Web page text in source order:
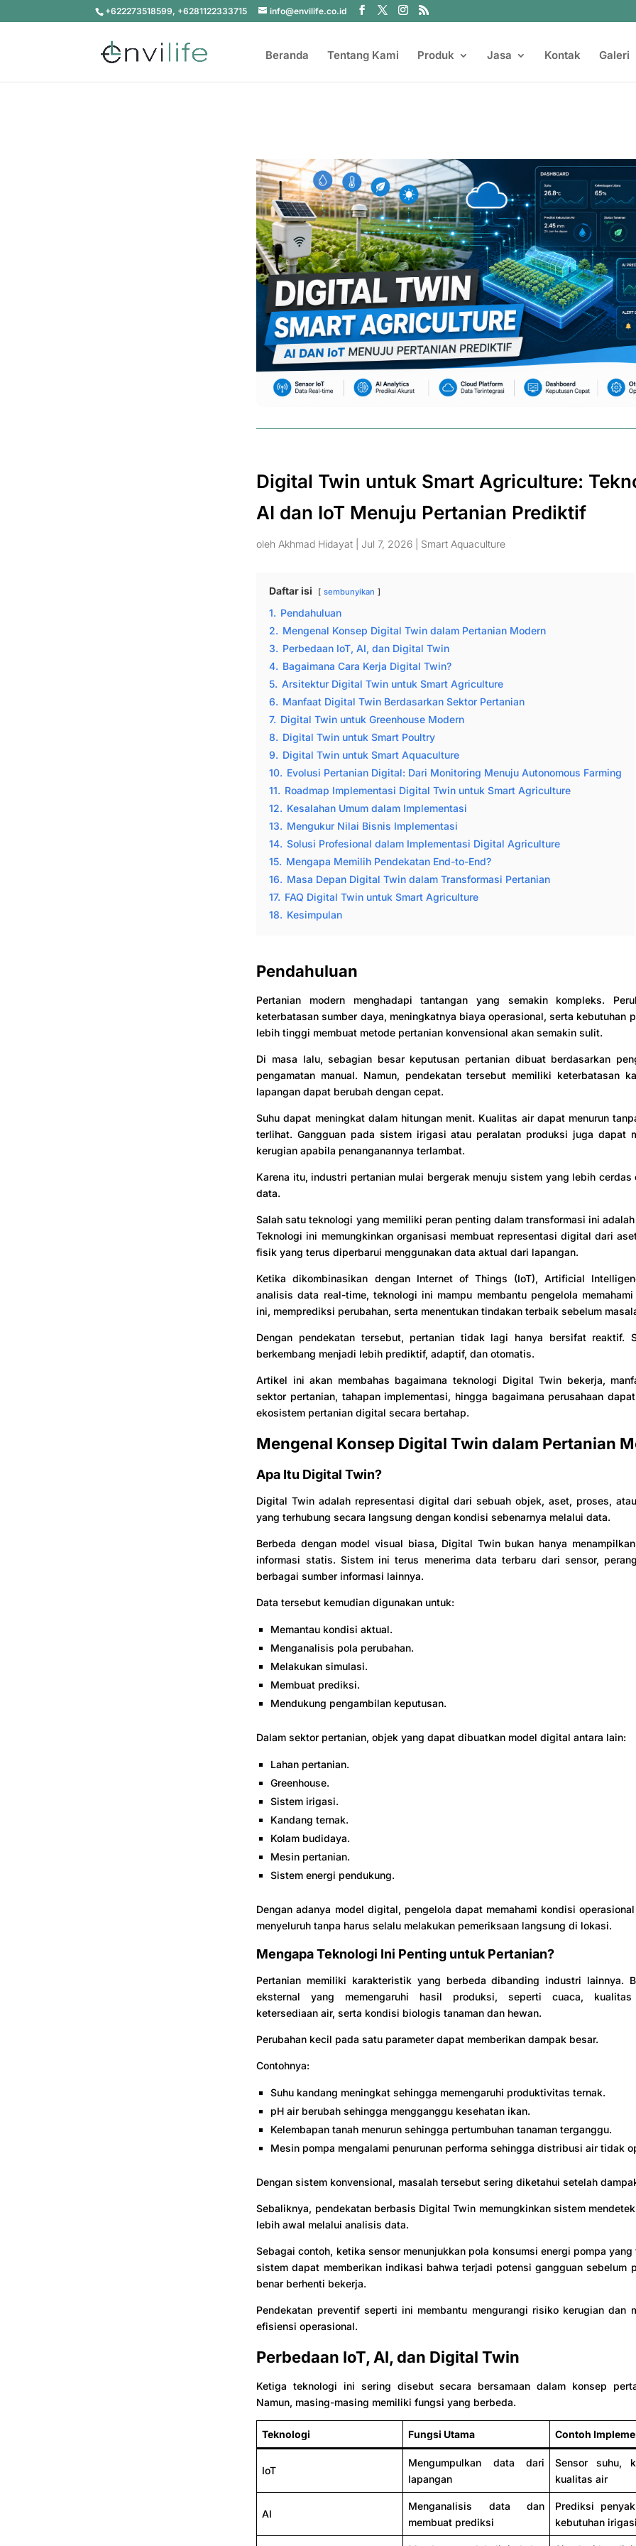
+622273518599, +6281122333715 info@envilife.co.id
Beranda Tentang Kami Produk Jasa Kontak Galeri
Digital Twin untuk Smart Agriculture:
AI dan IoT Menuju Pertanian Prediktif
oleh Akhmad Hidayat Jul 7, 2026 Smart Aquaculture
Daftar isi sembunyikan
1. Pendahuluan
2. Mengenal Konsep Digital Twin dalam Pertanian Modern
3. Perbedaan IoT, AI, dan Digital Twin
4. Bagaimana Cara Kerja Digital Twin?
5. Arsitektur Digital Twin untuk Smart Agriculture
6. Manfaat Digital Twin Berdasarkan Sektor Pertanian
7. Digital Twin untuk Greenhouse Modern
8. Digital Twin untuk Smart Poultry
9. Digital Twin untuk Smart Aquaculture
10. Evolusi Pertanian Digital: Dari Monitoring Menuju Autonomous Farming
11. Roadmap Implementasi Digital Twin untuk Smart Agriculture
12. Kesalahan Umum dalam Implementasi
13. Mengukur Nilai Bisnis Implementasi
14. Solusi Profesional dalam Implementasi Digital Agriculture
15. Mengapa Memilih Pendekatan End-to-End?
16. Masa Depan Digital Twin dalam Transformasi Pertanian
17. FAQ Digital Twin untuk Smart Agriculture
18. Kesimpulan
Pendahuluan
Pertanian modern menghadapi tantangan yang semakin kompleks.
keterbatasan sumber daya, meningkatnya biaya operasional, serta kebutuhan
lebih tinggi membuat metode pertanian konvensional akan semakin sulit.
Di masa lalu, sebagian besar keputusan pertanian dibuat berdasarkan
pengamatan manual. Namun, pendekatan tersebut memiliki keterbatasan
lapangan dapat berubah dengan cepat.
Suhu dapat meningkat dalam hitungan menit. Kualitas air dapat menurun
terlihat. Gangguan pada sistem irigasi atau peralatan produksi juga dapat
kerugian apabila penanganannya terlambat.
Karena itu, industri pertanian mulai bergerak menuju sistem yang lebih cerdas
data.
Salah satu teknologi yang memiliki peran penting dalam transformasi ini
Teknologi ini memungkinkan organisasi membuat representasi digital dari
fisik yang terus diperbarui menggunakan data aktual dari lapangan.
Ketika dikombinasikan dengan Internet of Things (IoT), Artificial
analisis data real-time, teknologi ini mampu membantu pengelola
ini, memprediksi perubahan, serta menentukan tindakan terbaik sebelum
Dengan pendekatan tersebut, pertanian tidak lagi hanya bersifat reaktif.
berkembang menjadi lebih prediktif, adaptif, dan otomatis.
Artikel ini akan membahas bagaimana teknologi Digital Twin bekerja,
sektor pertanian, tahapan implementasi, hingga bagaimana perusahaan
ekosistem pertanian digital secara bertahap.
Mengenal Konsep Digital Twin dalam Pertanian
Apa Itu Digital Twin?
Digital Twin adalah representasi digital dari sebuah objek, aset, proses,
yang terhubung secara langsung dengan kondisi sebenarnya melalui data.
Berbeda dengan model visual biasa, Digital Twin bukan hanya
informasi statis. Sistem ini terus menerima data terbaru dari sensor,
berbagai sumber informasi lainnya.
Data tersebut kemudian digunakan untuk:
Memantau kondisi aktual.
Menganalisis pola perubahan.
Melakukan simulasi.
Membuat prediksi.
Mendukung pengambilan keputusan.
Dalam sektor pertanian, objek yang dapat dibuatkan model digital antara lain:
Lahan pertanian.
Greenhouse.
Sistem irigasi.
Kandang ternak.
Kolam budidaya.
Mesin pertanian.
Sistem energi pendukung.
Dengan adanya model digital, pengelola dapat memahami kondisi
menyeluruh tanpa harus selalu melakukan pemeriksaan langsung di lokasi.
Mengapa Teknologi Ini Penting untuk Pertanian?
Pertanian memiliki karakteristik yang berbeda dibanding industri lainnya.
eksternal yang memengaruhi hasil produksi, seperti cuaca, kualitas
ketersediaan air, serta kondisi biologis tanaman dan hewan.
Perubahan kecil pada satu parameter dapat memberikan dampak besar.
Contohnya:
Suhu kandang meningkat sehingga memengaruhi produktivitas ternak.
pH air berubah sehingga mengganggu kesehatan ikan.
Kelembapan tanah menurun sehingga pertumbuhan tanaman terganggu.
Mesin pompa mengalami penurunan performa sehingga distribusi air tidak
Dengan sistem konvensional, masalah tersebut sering diketahui setelah
Sebaliknya, pendekatan berbasis Digital Twin memungkinkan sistem
lebih awal melalui analisis data.
Sebagai contoh, ketika sensor menunjukkan pola konsumsi energi pompa
sistem dapat memberikan indikasi bahwa terjadi potensi gangguan sebelum
benar berhenti bekerja.
Pendekatan preventif seperti ini membantu mengurangi risiko kerugian dan
efisiensi operasional.
Perbedaan IoT, AI, dan Digital Twin
Ketiga teknologi ini sering disebut secara bersamaan dalam konsep
Namun, masing-masing memiliki fungsi yang berbeda.
Teknologi Fungsi Utama Contoh
IoT
Mengumpulkan data dari
lapangan
Sensor suhu,
kualitas air
AI
Menganalisis data dan
membuat prediksi
Prediksi
kebutuhan irigasi